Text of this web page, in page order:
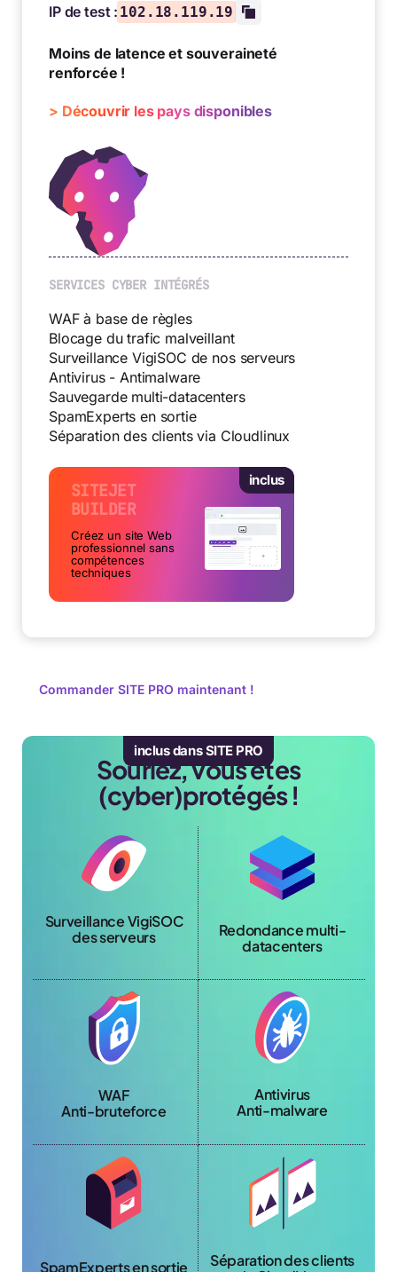
IP de test : 102.18.119.19
Moins de latence et souveraineté
renforcée !
> Découvrir les pays disponibles
SERVICES CYBER INTÉGRÉS
WAF à base de règles
Blocage du trafic malveillant
Surveillance VigiSOC de nos serveurs
Antivirus - Antimalware
Sauvegarde multi-datacenters
SpamExperts en sortie
Séparation des clients via Cloudlinux
SITEJET
BUILDER
Créez un site Web
professionnel sans
compétences
techniques
inclus
Commander SITE PRO maintenant !
inclus dans SITE PRO
Souriez, vous êtes
(cyber)protégés !
Surveillance VigiSOC
des serveurs
Redondance multi-
datacenters
WAF
Anti-bruteforce
Antivirus
Anti-malware
SpamExperts en sortie
Séparation des clients